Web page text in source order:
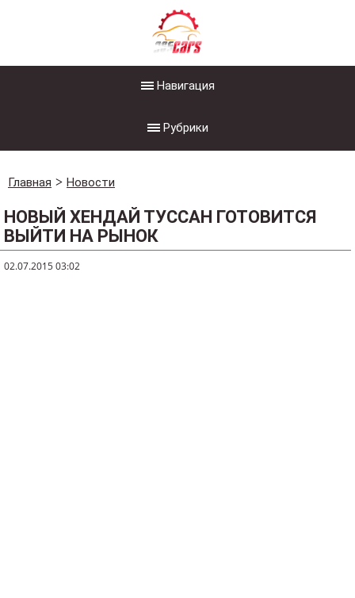
Навигация
Рубрики
Главная Новости
НОВЫЙ ХЕНДАЙ ТУССАН ГОТОВИТСЯ
ВЫЙТИ НА РЫНОК
02.07.2015 03:02